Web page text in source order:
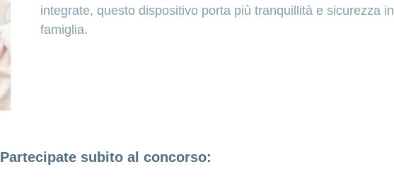
integrate, questo dispositivo porta più tranquillità e sicurezza in
famiglia.
Partecipate subito al concorso: